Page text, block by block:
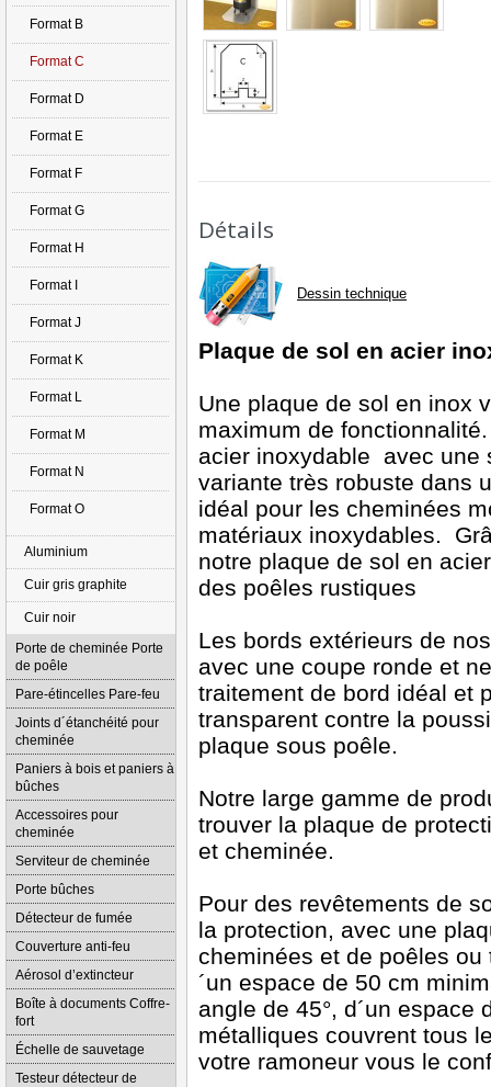
Détails
Dessin technique
Plaque de sol en acier
Une plaque de sol en inox
maximum de
acier inoxydable avec une
variante très robuste dans
idéal pour les cheminées
matériaux inoxydables.
notre plaque de sol en
des poêles rustiques
Les bords extérieurs de
avec une coupe ronde et
traitement de bord idéal et
transparent contre la
plaque sous poêle.
Notre large gamme de
trouver la plaque de
et cheminée.
Pour des revêtements de
la protection, avec une
cheminées et de poêles
´un espace de 50 cm
angle de 45°, d´un
métalliques couvrent tous
votre ramoneur vous le
Format B
Format C
Format D
Format E
Format F
Format G
Format H
Format I
Format J
Format K
Format L
Format M
Format N
Format O
Aluminium
Cuir gris graphite
Cuir noir
Porte de cheminée Porte
de poêle
Pare-étincelles Pare-feu
Joints d´étanchéité pour
cheminée
Paniers à bois et paniers à
bûches
Accessoires pour
cheminée
Serviteur de cheminée
Porte bûches
Détecteur de fumée
Couverture anti-feu
Aérosol d’extincteur
Boîte à documents Coffre-
fort
Échelle de sauvetage
Testeur détecteur de